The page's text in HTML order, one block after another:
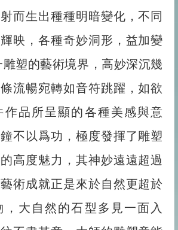
而生出種種明暗變化，不同
映，各種奇妙洞形，益加變
塑的藝術境界，高妙深沉幾
流暢宛轉如音符跳躍，如欲
作品所呈顯的各種美感與意
不以爲功，極度發揮了雕塑
高度魅力，其神妙遠遠超過
術成就正是來於自然更超於
，大自然的石型多見一面入